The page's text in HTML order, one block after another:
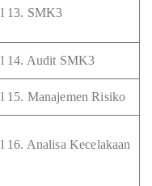
13. SMK3
14. Audit SMK3
15. Manajemen Risiko
16. Analisa Kecelakaan